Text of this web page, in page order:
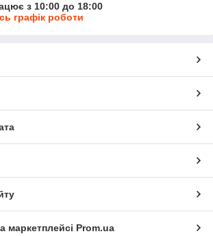
з 10:00 до 18:00
графік роботи
маркетплейсі Prom.ua